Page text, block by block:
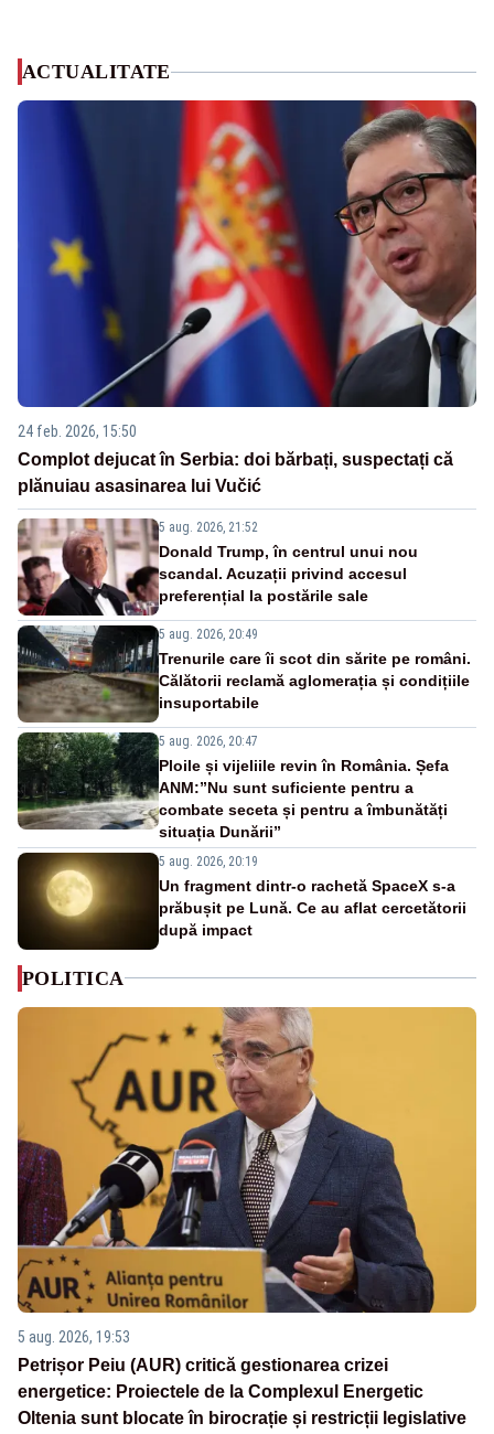
ACTUALITATE
24 feb. 2026, 15:50
Complot dejucat în Serbia: doi bărbați, suspectați că
plănuiau asasinarea lui Vučić
5 aug. 2026, 21:52
Donald Trump, în centrul unui nou
scandal. Acuzații privind accesul
preferențial la postările sale
5 aug. 2026, 20:49
Trenurile care îi scot din sărite pe români.
Călătorii reclamă aglomerația și condițiile
insuportabile
5 aug. 2026, 20:47
Ploile și vijeliile revin în România. Șefa
ANM:”Nu sunt suficiente pentru a
combate seceta și pentru a îmbunătăți
situația Dunării”
5 aug. 2026, 20:19
Un fragment dintr-o rachetă SpaceX s-a
prăbușit pe Lună. Ce au aflat cercetătorii
după impact
POLITICA
5 aug. 2026, 19:53
Petrișor Peiu (AUR) critică gestionarea crizei
energetice: Proiectele de la Complexul Energetic
Oltenia sunt blocate în birocrație și restricții legislative